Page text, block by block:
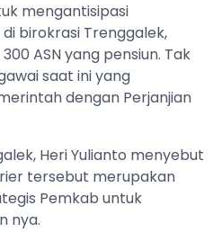
mengantisipasi
birokrasi Trenggalek,
ASN yang pensiun. Tak
saat ini yang
dengan Perjanjian
Heri Yulianto menyebut
tersebut merupakan
Pemkab untuk
nya.